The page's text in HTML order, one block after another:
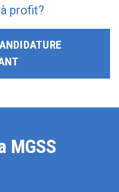
profit?
MGSS